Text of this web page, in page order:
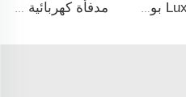
Luxstar 42 بوصة مدفأة كهربائية ذكية مع نظام تشغيل عن بعد عبر تطبيق مع لهب زخرفي، مدفأة كهربائية مثبتة على الجدار مدفأة كهربائية معلقة على الحائط بقياس 84 بوصة من Luxstar مع 3 ألوان لهب و5 ألوان لسرير الوقود من صنع شركة تصنيع مدفآت كهربائية